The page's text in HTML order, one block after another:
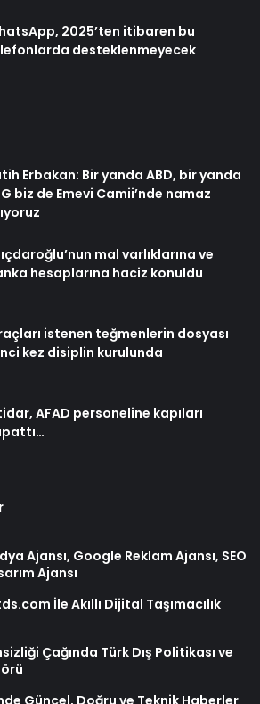
2025’ten itibaren bu
desteklenmeyecek
Erbakan: Bir yanda ABD, bir yanda
biz de Emevi Camii’nde namaz
mal varlıklarına ve
hesaplarına haciz konuldu
istenen teğmenlerin dosyası
kez disiplin kurulunda
AFAD personeline kapıları
Ajansı, Google Reklam Ajansı, SEO
Ajansı
İle Akıllı Dijital Taşımacılık
Çağında Türk Dış Politikası ve